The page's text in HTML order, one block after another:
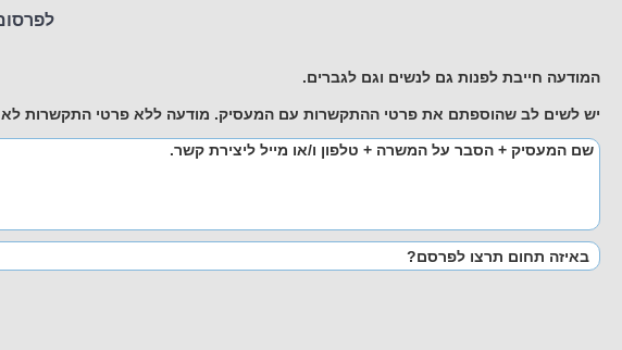
המודעה חייבת לפנות גם לנשים וגם לגברים.
יש לשים לב שהוספתם את פרטי ההתקשרות עם המעסיק. מודעה ללא פרטי התקשרות